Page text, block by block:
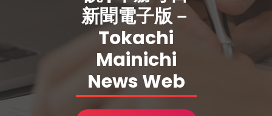
新聞電子版－
Tokachi
Mainichi
News Web